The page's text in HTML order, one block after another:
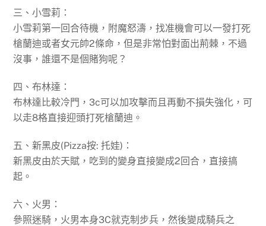
三、小雪莉：
小雪莉第一回合待機，附魔怒濤，找准機會可以一發打死
槍蘭迪或者女元帥2條命，但是非常怕對面出荊棘，不過
沒事，誰還不是個賭狗呢？
四、布林達：
布林達比較冷門，3c可以加攻擊而且再動不損失強化，可
以走8格直接迎頭打死槍蘭迪。
五、新黑皮(Pizza按: 托娃)：
新黑皮由於天賦，吃到的變身直接變成2回合，直接搞
起。
六、火男：
參照迷騎，火男本身3C就克制步兵，然後變成騎兵之